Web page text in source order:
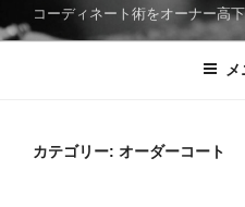
コーディネート術をオーナー高
カテゴリー: オーダーコート